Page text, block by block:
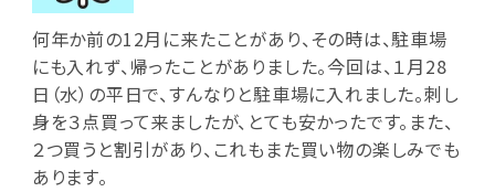
何年か前の12月に来たことがあり、その時は、駐車場
にも入れず、帰ったことがありました。今回は、１月28
日（水）の平日で、すんなりと駐車場に入れました。刺し
身を３点買って来ましたが、とても安かったです。また、
２つ買うと割引があり、これもまた買い物の楽しみでも
あります。